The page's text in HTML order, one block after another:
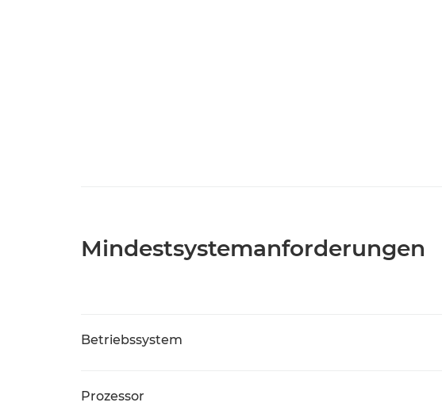
Mindestsystemanforderungen
Betriebssystem
Prozessor